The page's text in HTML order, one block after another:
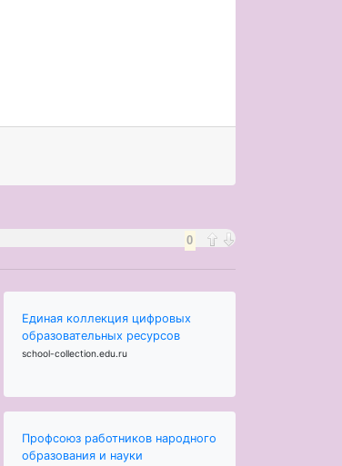
0
Единая коллекция цифровых
образовательных ресурсов
school-collection.edu.ru
Профсоюз работников народного
образования и науки